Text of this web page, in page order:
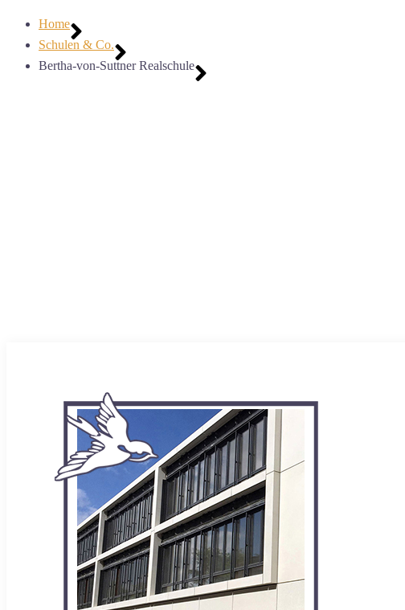
Home
Schulen & Co.
Bertha-von-Suttner Realschule